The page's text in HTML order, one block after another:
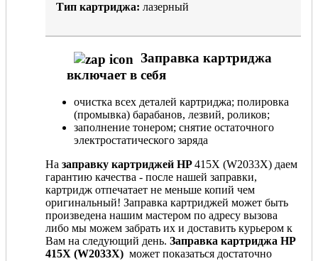
Тип картриджа: лазерный
Заправка картриджа
включает в себя
очистка всех деталей картриджа; полировка
(промывка) барабанов, лезвий, роликов;
заполнение тонером; снятие остаточного
электростатического заряда
На заправку картриджей HP415X (W2033X) даем
гарантию качества - после нашей заправки,
картридж отпечатает не меньше копий чем
оригинальный! Заправка картриджей может быть
произведена нашим мастером по адресу вызова
либо мы можем забрать их и доставить курьером к
Вам на следующий день. Заправка картриджа HP
415X (W2033X) может показаться достаточно